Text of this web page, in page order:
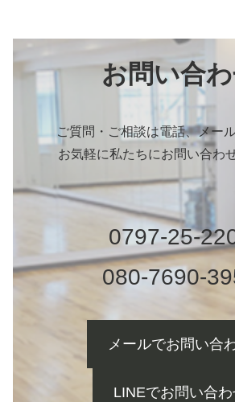
お問い合
ご質問・ご相談は電話、メー
お気軽に私たちにお問い合わ
0797-25-
080-7690-
メールでお問い合
LINEでお問い合